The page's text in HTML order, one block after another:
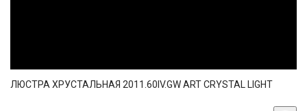
ЛЮСТРА ХРУСТАЛЬНАЯ 2011.60IV.GW ART CRYSTAL LIGHT